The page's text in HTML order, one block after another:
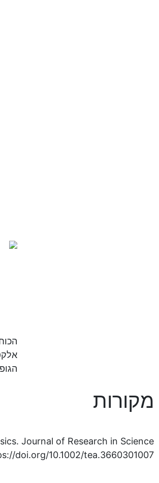
מקורות
Journal of Research in Science
doi.org/10.1002/tea.3660301007